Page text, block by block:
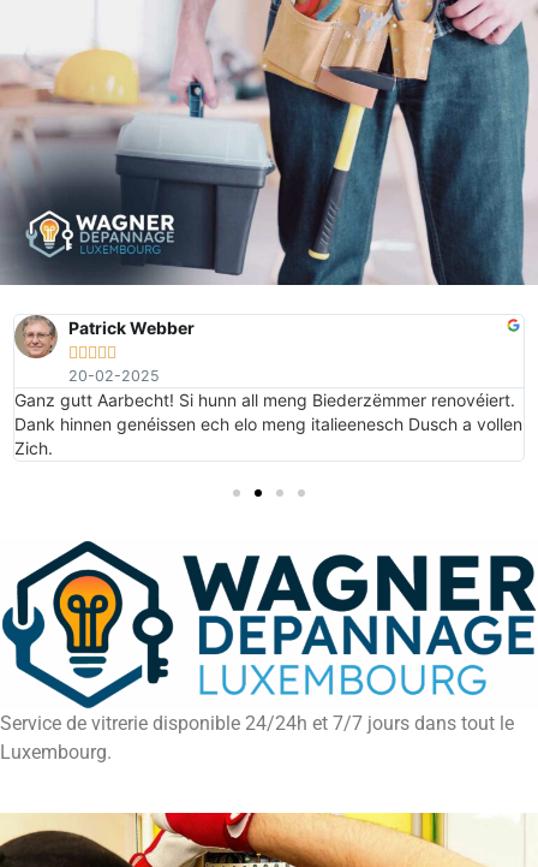
Patrick Webber
    
20-02-2025
Ganz gutt Aarbecht! Si hunn all meng Biederzëmmer renovéiert.
Dank hinnen genéissen ech elo meng italieenesch Dusch a vollen
Zich.
Service de vitrerie disponible 24/24h et 7/7 jours dans tout le
Luxembourg.